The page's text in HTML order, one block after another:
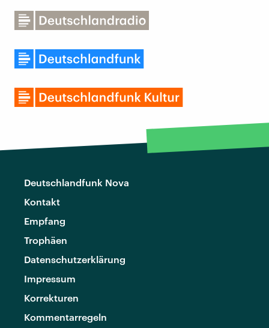
Deutschlandfunk Nova
Kontakt
Empfang
Trophäen
Datenschutzerklärung
Impressum
Korrekturen
Kommentarregeln